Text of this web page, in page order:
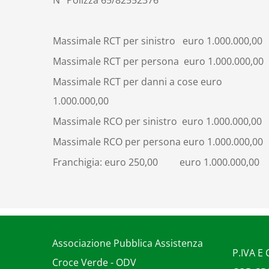
Massimale RCT per sinistro euro 1.000.000,00
Massimale RCT per persona euro 1.000.000,00
Massimale RCT per danni a cose euro
1.000.000,00
Massimale RCO per sinistro euro 1.000.000,00
Massimale RCO per persona euro 1.000.000,00
Franchigia: euro 250,00 euro 1.000.000,00
Associazione Pubblica Assistenza
Croce Verde - ODV
P.IVA E